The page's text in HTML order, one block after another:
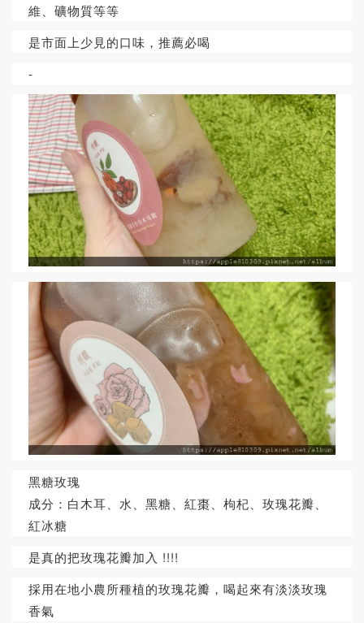
維、礦物質等等
是市面上少見的口味，推薦必喝
-
黑糖玫瑰
成分：白木耳、水、黑糖、紅棗、枸杞、玫瑰花瓣、
紅冰糖
是真的把玫瑰花瓣加入 !!!!
採用在地小農所種植的玫瑰花瓣，喝起來有淡淡玫瑰
香氣